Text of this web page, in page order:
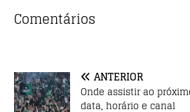
b
o
k
r
p
Comentários
ANTERIOR
Onde assistir ao
data, horário e canal